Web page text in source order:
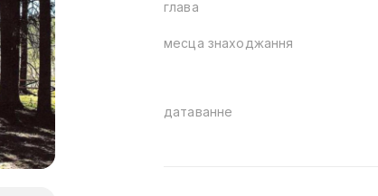
глава
месца знаходжання
датаванне